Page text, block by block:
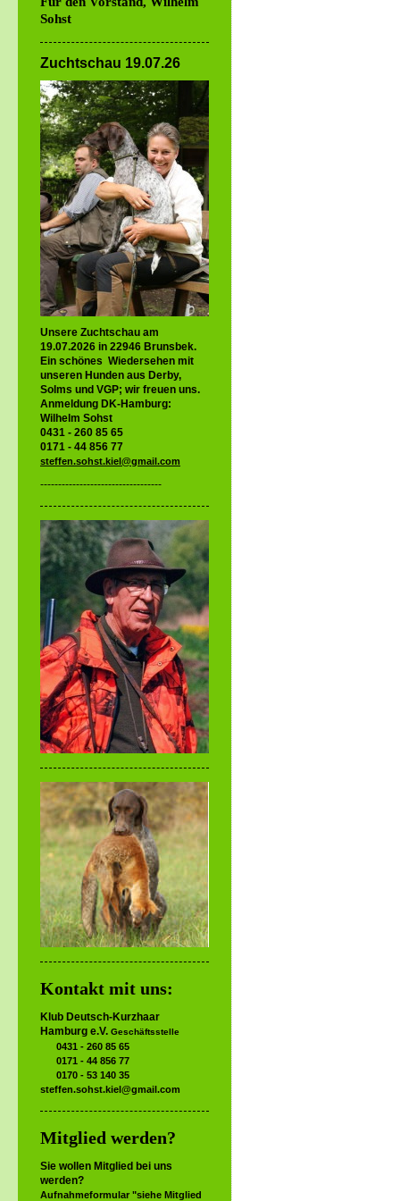
Sohst
Zuchtschau 19.07.26
Unsere Zuchtschau am
19.07.2026 in 22946 Brunsbek.
Ein schönes Wiedersehen mit
unseren Hunden aus Derby,
Solms und VGP; wir freuen uns.
Anmeldung DK-Hamburg:
Wilhelm Sohst
0431 - 260 85 65
0171 - 44 856 77
steffen.sohst.kiel@gmail.com
----------------------------------
Kontakt mit uns:
Klub Deutsch-Kurzhaar
Hamburg e.V. Geschäftsstelle
0431 - 260 85 65
0171 - 44 856 77
0170 - 53 140 35
steffen.sohst.kiel@gmail.com
Mitglied werden?
Sie wollen Mitglied bei uns
werden?
Aufnahmeformular "siehe Mitglied